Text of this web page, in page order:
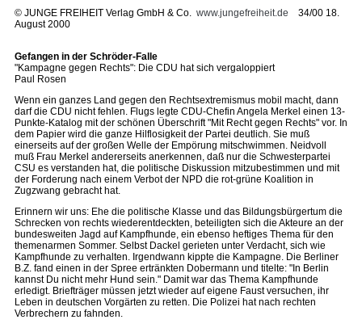
© JUNGE FREIHEIT Verlag GmbH & Co. www.jungefreiheit.de 34/00 18.
August 2000
Gefangen in der Schröder-Falle
"Kampagne gegen Rechts": Die CDU hat sich vergaloppiert
Paul Rosen
Wenn ein ganzes Land gegen den Rechtsextremismus mobil macht, dann
darf die CDU nicht fehlen. Flugs legte CDU-Chefin Angela Merkel einen 13-
Punkte-Katalog mit der schönen Überschrift "Mit Recht gegen Rechts" vor. In
dem Papier wird die ganze Hilflosigkeit der Partei deutlich. Sie muß
einerseits auf der großen Welle der Empörung mitschwimmen. Neidvoll
muß Frau Merkel andererseits anerkennen, daß nur die Schwesterpartei
CSU es verstanden hat, die politische Diskussion mitzubestimmen und mit
der Forderung nach einem Verbot der NPD die rot-grüne Koalition in
Zugzwang gebracht hat.
Erinnern wir uns: Ehe die politische Klasse und das Bildungsbürgertum die
Schrecken von rechts wiederentdeckten, beteiligten sich die Akteure an der
bundesweiten Jagd auf Kampfhunde, ein ebenso heftiges Thema für den
themenarmen Sommer. Selbst Dackel gerieten unter Verdacht, sich wie
Kampfhunde zu verhalten. Irgendwann kippte die Kampagne. Die Berliner
B.Z. fand einen in der Spree ertränkten Dobermann und titelte: "In Berlin
kannst Du nicht mehr Hund sein." Damit war das Thema Kampfhunde
erledigt. Briefträger müssen jetzt wieder auf eigene Faust versuchen, ihr
Leben in deutschen Vorgärten zu retten. Die Polizei hat nach rechten
Verbrechern zu fahnden.